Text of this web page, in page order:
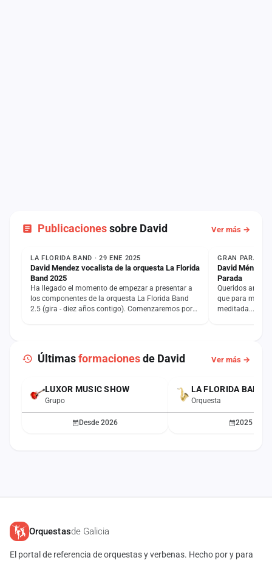
Publicacionessobre David Ver más →
NOTICIA
LA FLORIDA BAND · 29 ENE 2025
David Mendez vocalista de la orquesta La Florida
Band 2025
Ha llegado el momento de empezar a presentar a
los componentes de la orquesta La Florida Band
2.5 (gira - diez años contigo). Comenzaremos por
COMUNICADO
GRAN PARADA
David Méndez
Parada
Queridos
que para mí es
meditada... al
Últimasformacionesde David Ver más →
ACTUALLUXOR MUSIC SHOW
Grupo
Desde 2026
LA FLORIDA BAND
Orquesta
2025
Orquestasde Galicia
El portal de referencia de orquestas y verbenas. Hecho por y para